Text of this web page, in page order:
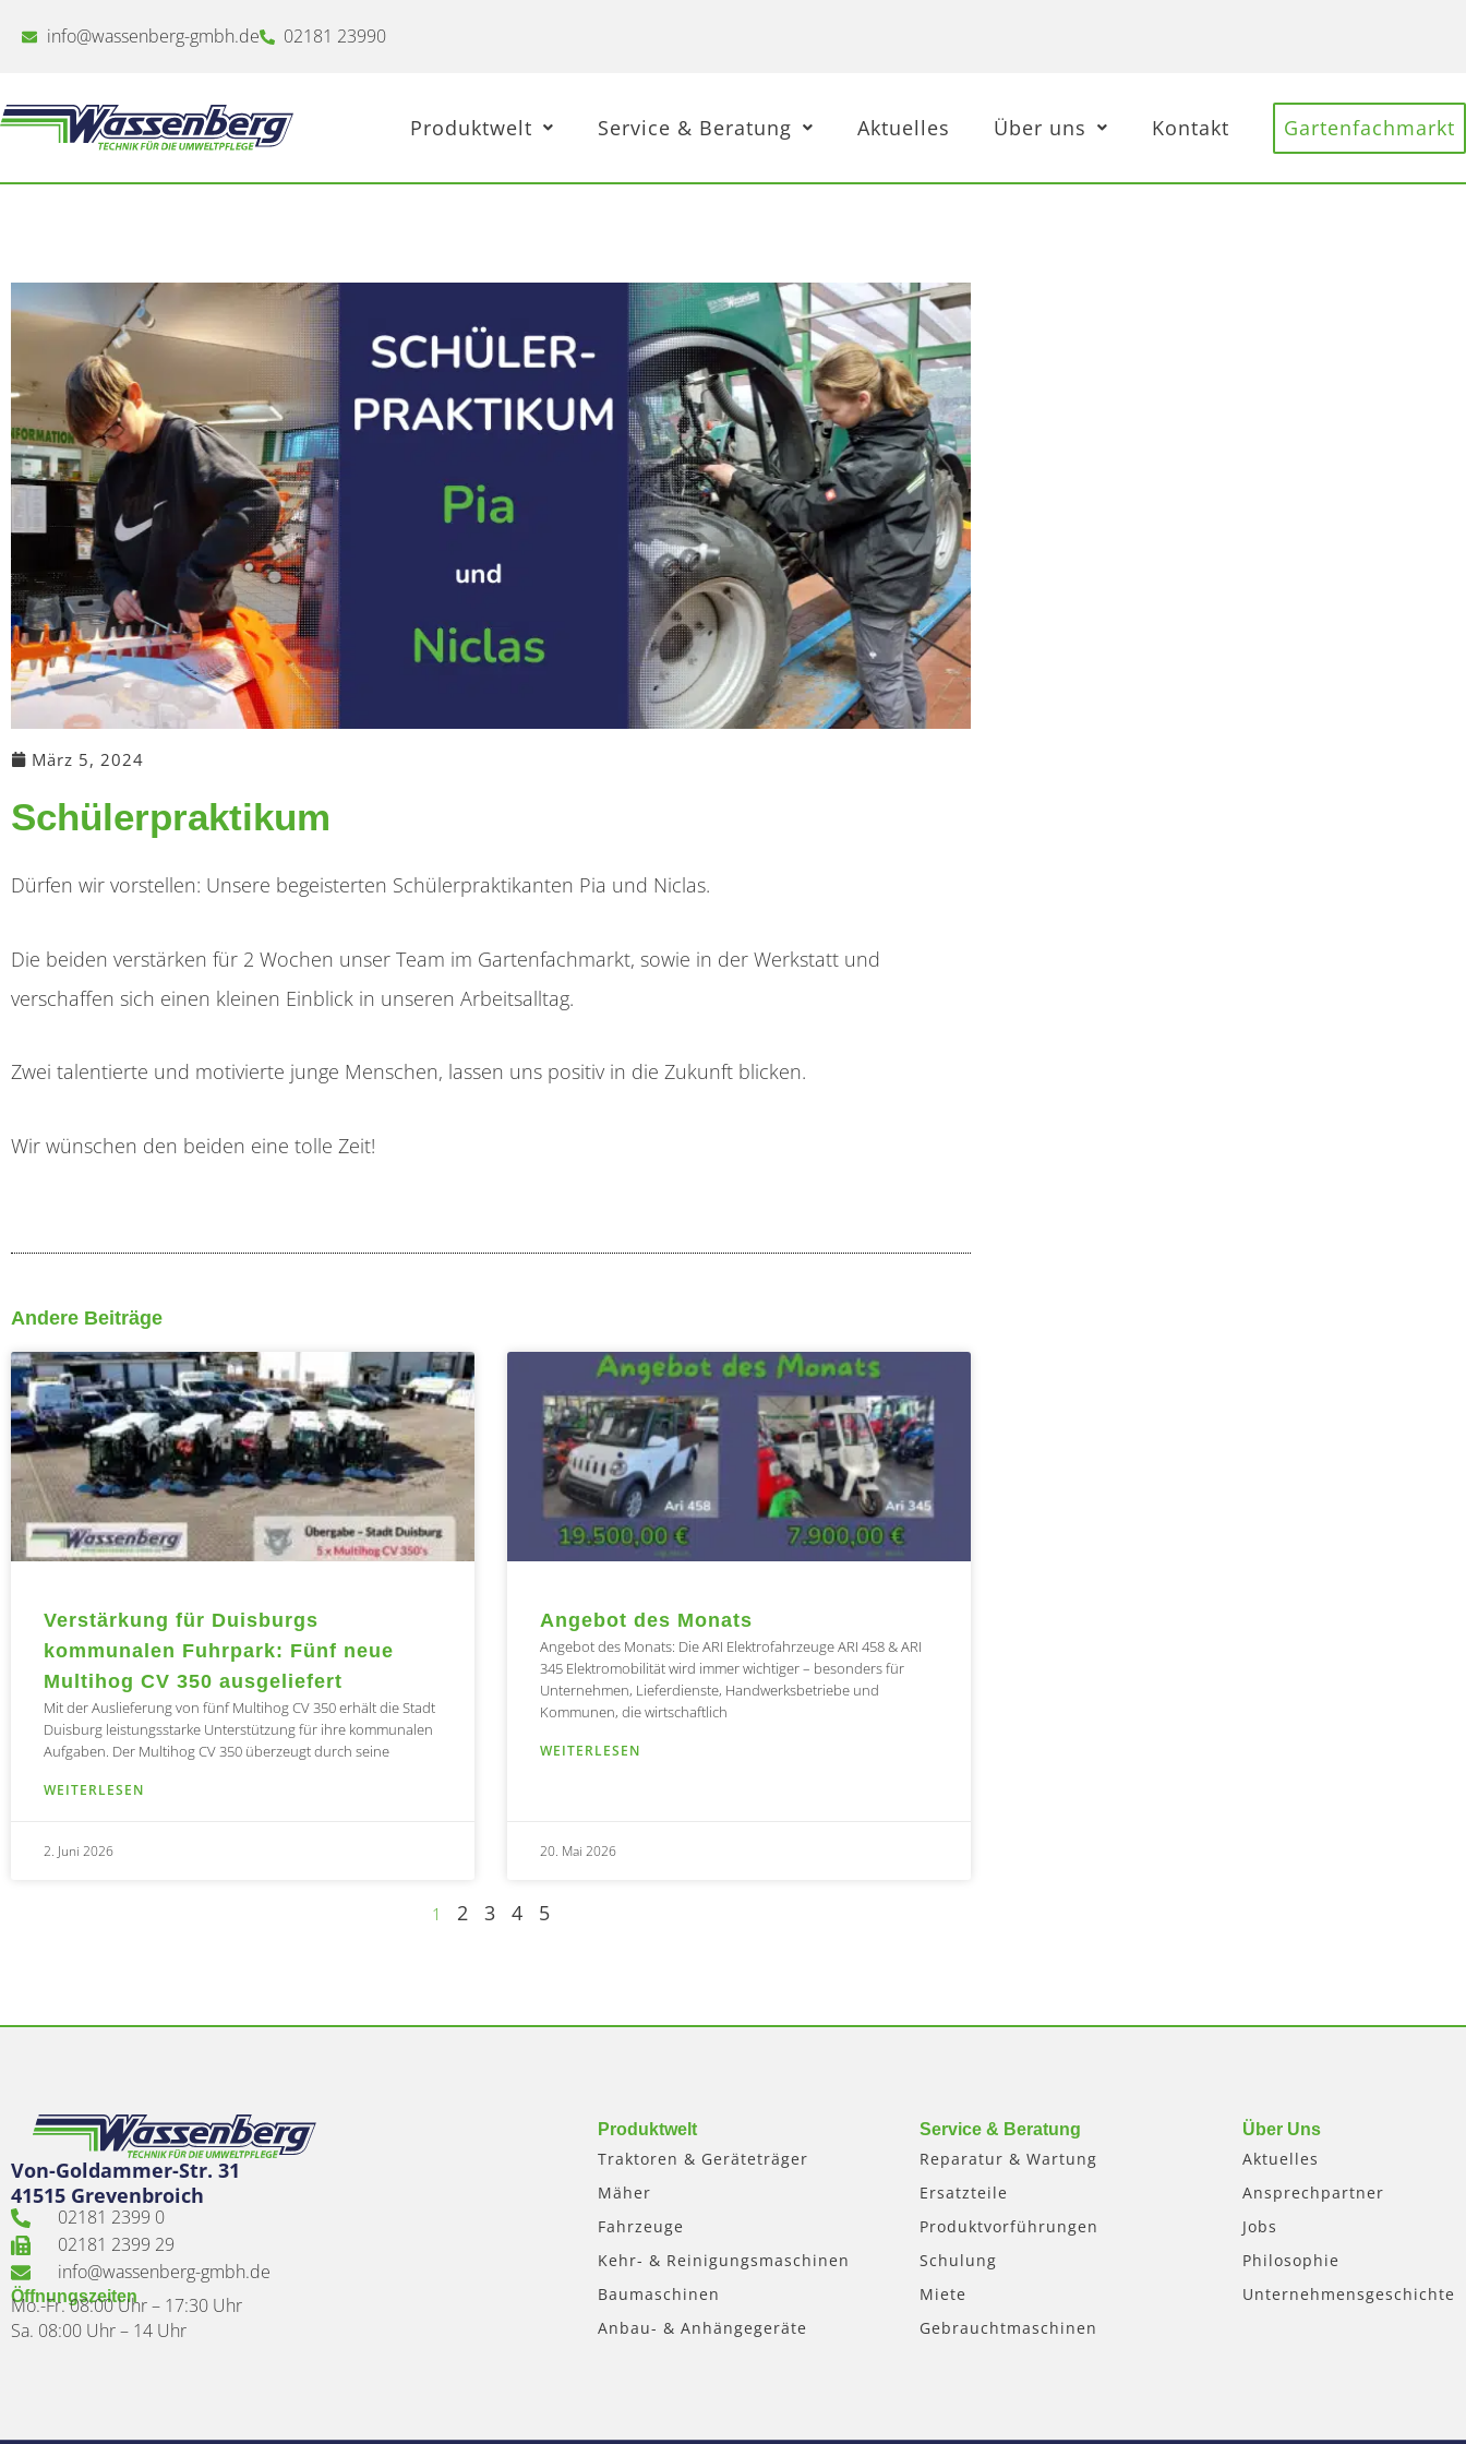
Inhalt
springeninfo@wassenberg-gmbh.de 02181 23990
Produktwelt Service & Beratung Aktuelles Über uns Kontakt Gartenfachmarkt
März 5, 2024
Schülerpraktikum
Dürfen wir vorstellen: Unsere begeisterten Schülerpraktikanten Pia und Niclas.
Die beiden verstärken für 2 Wochen unser Team im Gartenfachmarkt, sowie in der Werkstatt und
verschaffen sich einen kleinen Einblick in unseren Arbeitsalltag.
Zwei talentierte und motivierte junge Menschen, lassen uns positiv in die Zukunft blicken.
Wir wünschen den beiden eine tolle Zeit!
Andere Beiträge
Verstärkung für Duisburgs
kommunalen Fuhrpark: Fünf neue
Multihog CV 350 ausgeliefert
Mit der Auslieferung von fünf Multihog CV 350 erhält die Stadt
Duisburg leistungsstarke Unterstützung für ihre kommunalen
Aufgaben. Der Multihog CV 350 überzeugt durch seine
WEITERLESEN
2. Juni 2026
Angebot des Monats
Angebot des Monats: Die ARI Elektrofahrzeuge ARI 458 & ARI
345 Elektromobilität wird immer wichtiger – besonders für
Unternehmen, Lieferdienste, Handwerksbetriebe und
Kommunen, die wirtschaftlich
WEITERLESEN
20. Mai 2026
Seite
1
Seite
2
Seite
3
Seite
4
Seite
5
Von-Goldammer-Str. 31
41515 Grevenbroich
02181 2399 0
02181 2399 29
info@wassenberg-gmbh.de
Öffnungszeiten
Mo.-Fr. 08:00 Uhr – 17:30 Uhr
Sa. 08:00 Uhr – 14 Uhr
Produktwelt
Traktoren & Geräteträger
Mäher
Fahrzeuge
Kehr- & Reinigungsmaschinen
Baumaschinen
Anbau- & Anhängegeräte
Service & Beratung
Reparatur & Wartung
Ersatzteile
Produktvorführungen
Schulung
Miete
Gebrauchtmaschinen
Über Uns
Aktuelles
Ansprechpartner
Jobs
Philosophie
Unternehmensgeschichte